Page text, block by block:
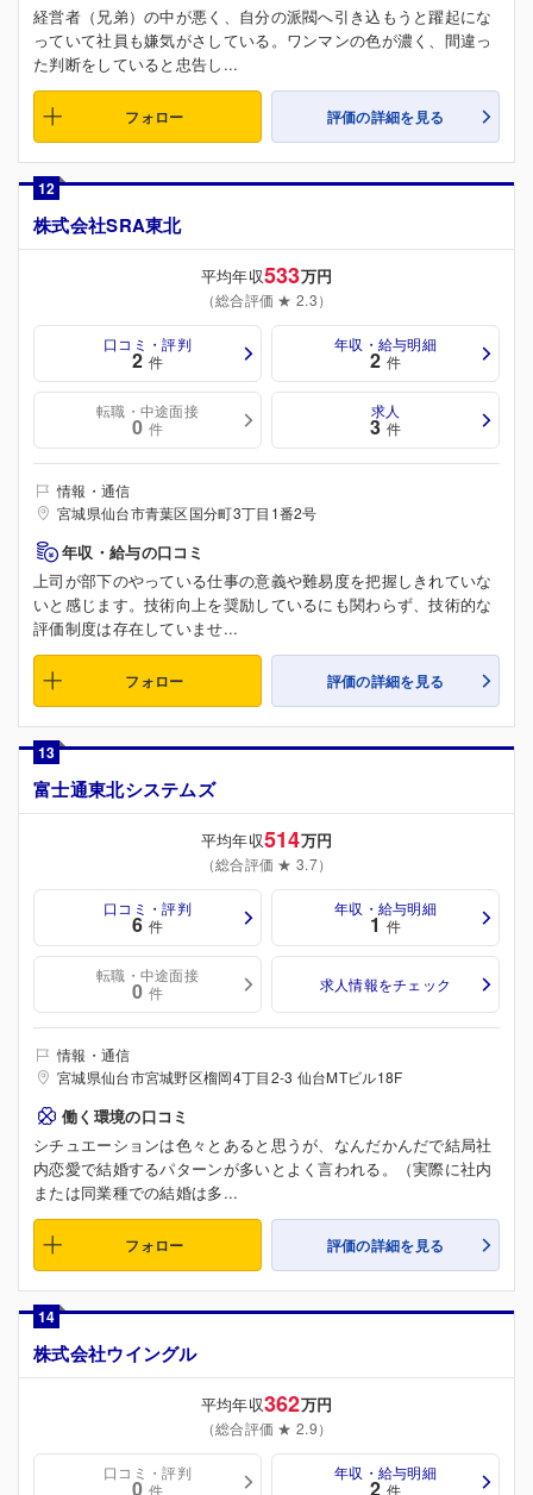
経営者（兄弟）の中が悪く、自分の派閥へ引き込もうと躍起にな
っていて社員も嫌気がさしている。ワンマンの色が濃く、間違っ
た判断をしていると忠告し...
フォロー 評価の詳細を見る
12
株式会社SRA東北
平均年収533万円
（総合評価 ★ 2.3）
口コミ・評判
2 件
年収・給与明細
2 件
転職・中途面接
0 件
求人
3 件
情報・通信
宮城県仙台市青葉区国分町3丁目1番2号
年収・給与の口コミ
上司が部下のやっている仕事の意義や難易度を把握しきれていな
いと感じます。技術向上を奨励しているにも関わらず、技術的な
評価制度は存在していませ...
フォロー 評価の詳細を見る
13
富士通東北システムズ
平均年収514万円
（総合評価 ★ 3.7）
口コミ・評判
6 件
年収・給与明細
1 件
転職・中途面接
0 件 求人情報をチェック
情報・通信
宮城県仙台市宮城野区榴岡4丁目2-3 仙台MTビル18F
働く環境の口コミ
シチュエーションは色々とあると思うが、なんだかんだで結局社
内恋愛で結婚するパターンが多いとよく言われる。（実際に社内
または同業種での結婚は多...
フォロー 評価の詳細を見る
14
株式会社ウイングル
平均年収362万円
（総合評価 ★ 2.9）
口コミ・評判
0 件
年収・給与明細
2 件